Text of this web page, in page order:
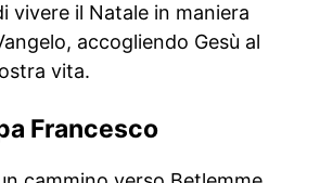
vivere il Natale in maniera
accogliendo Gesù al
vita.
Francesco